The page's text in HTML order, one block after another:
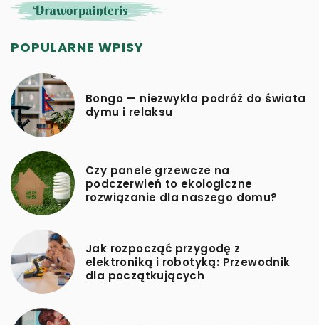
POPULARNE WPISY
Bongo — niezwykła podróż do świata
dymu i relaksu
Czy panele grzewcze na
podczerwień to ekologiczne
rozwiązanie dla naszego domu?
Jak rozpocząć przygodę z
elektroniką i robotyką: Przewodnik
dla początkujących